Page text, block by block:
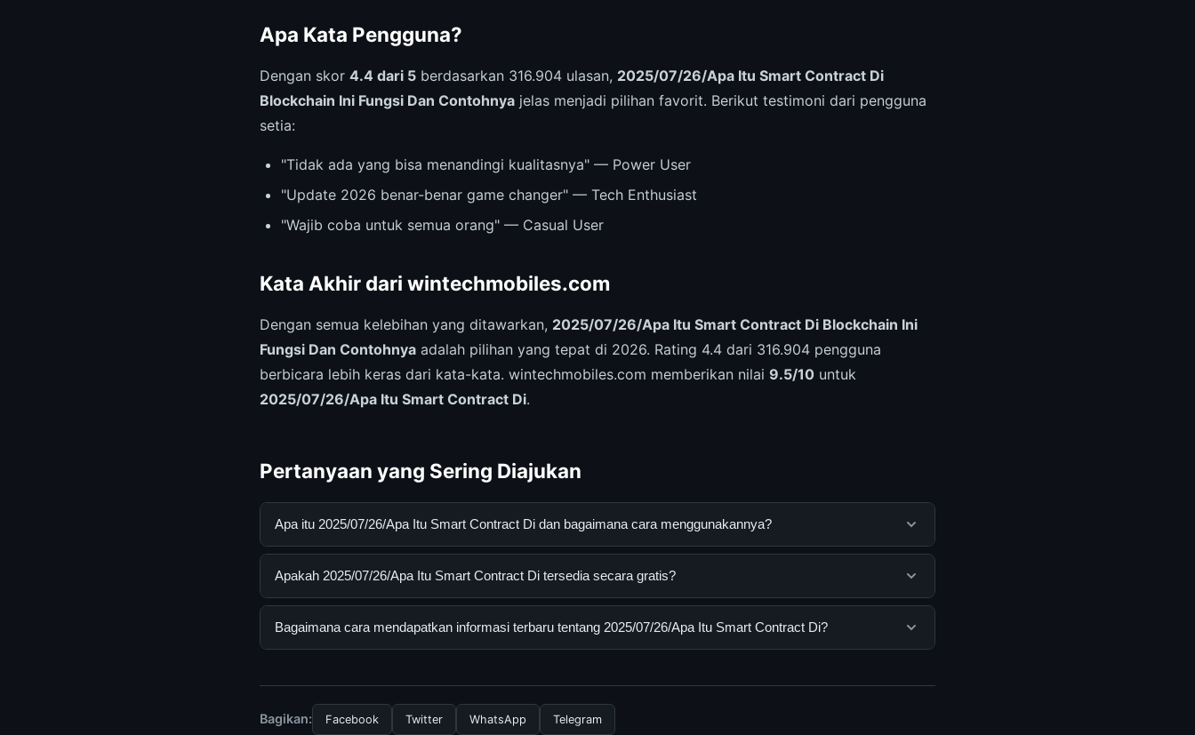
Apa Kata Pengguna?
Dengan skor 4.4 dari 5 berdasarkan 316.904 ulasan, 2025/07/26/Apa Itu Smart Contract Di
Blockchain Ini Fungsi Dan Contohnya jelas menjadi pilihan favorit. Berikut testimoni dari pengguna
setia:
"Tidak ada yang bisa menandingi kualitasnya" — Power User
"Update 2026 benar-benar game changer" — Tech Enthusiast
"Wajib coba untuk semua orang" — Casual User
Kata Akhir dari wintechmobiles.com
Dengan semua kelebihan yang ditawarkan, 2025/07/26/Apa Itu Smart Contract Di Blockchain Ini
Fungsi Dan Contohnya adalah pilihan yang tepat di 2026. Rating 4.4 dari 316.904 pengguna
berbicara lebih keras dari kata-kata. wintechmobiles.com memberikan nilai 9.5/10 untuk
2025/07/26/Apa Itu Smart Contract Di.
Pertanyaan yang Sering Diajukan
Apa itu 2025/07/26/Apa Itu Smart Contract Di dan bagaimana cara menggunakannya?
2025/07/26/Apa Itu Smart Contract Di adalah layanan digital yang dirancang untuk membantu pengguna
resmi dan mengikuti panduan yang tersedia.
Apakah 2025/07/26/Apa Itu Smart Contract Di tersedia secara gratis?
Ya, 2025/07/26/Apa Itu Smart Contract Di dapat diakses secara gratis oleh semua pengguna. Tidak ada
Bagaimana cara mendapatkan informasi terbaru tentang 2025/07/26/Apa Itu Smart Contract Di?
dan terpercaya.
Bagikan: Facebook Twitter WhatsApp Telegram